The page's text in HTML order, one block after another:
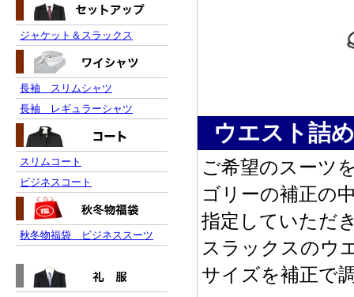
ジャケット＆スラックス
長袖 スリムシャツ
長袖 レギュラーシャツ
スリムコート
ビジネスコート
秋冬物福袋 ビジネススーツ
ウエスト詰
ご希望のスーツ
ゴリーの補正の
指定していただ
スラックスのウ
サイズを補正で